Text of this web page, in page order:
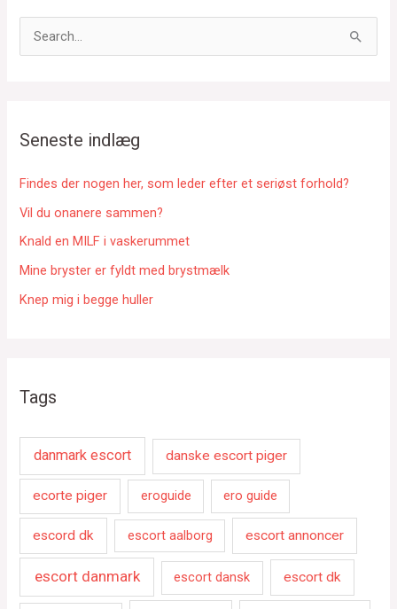
ø
f
e
r
:
Seneste indlæg
Findes der nogen her, som leder efter et seriøst forhold?
Vil du onanere sammen?
Knald en MILF i vaskerummet
Mine bryster er fyldt med brystmælk
Knep mig i begge huller
Tags
danmark escort danske escort piger
ecorte piger eroguide ero guide
escord dk escort aalborg escort annoncer
escort danmark escort dansk escort dk